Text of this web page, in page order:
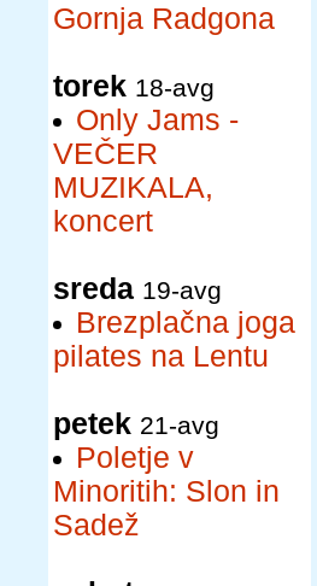
Gornja Radgona
torek 18-avg
Only Jams -
VEČER
MUZIKALA,
koncert
sreda 19-avg
Brezplačna joga
pilates na Lentu
petek 21-avg
Poletje v
Minoritih: Slon in
Sadež